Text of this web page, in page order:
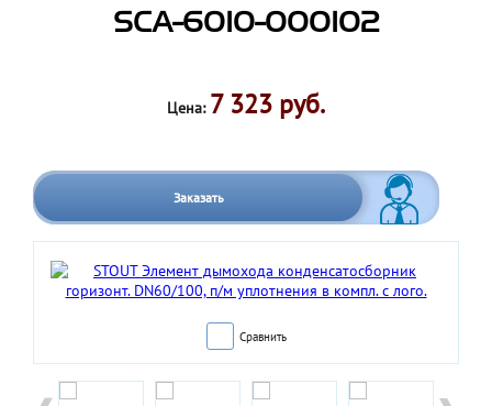
SCA-6010-000102
Цена: 7 323 руб.
Заказать
Сравнить